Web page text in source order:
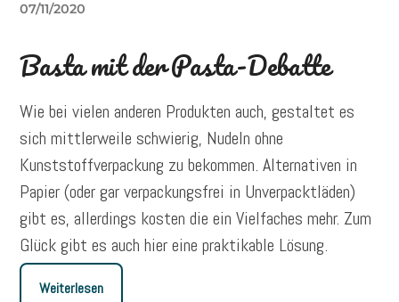
07/11/2020
Basta mit der Pasta-Debatte
Wie bei vielen anderen Produkten auch, gestaltet es
sich mittlerweile schwierig, Nudeln ohne
Kunststoffverpackung zu bekommen. Alternativen in
Papier (oder gar verpackungsfrei in Unverpacktläden)
gibt es, allerdings kosten die ein Vielfaches mehr. Zum
Glück gibt es auch hier eine praktikable Lösung.
Weiterlesen